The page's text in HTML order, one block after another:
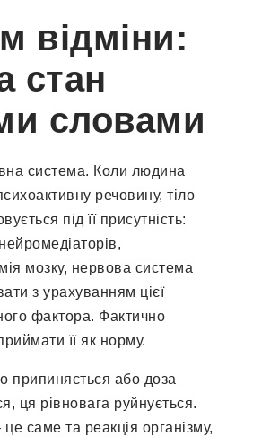
відміни:
стан
словами
система. Коли людина
речовину, тіло
під її присутність:
мозку, нервова система
з урахуванням цієї
фактора. Фактично
її як норму.
припиняється або доза
ця рівновага руйнується.
саме та реакція організму,